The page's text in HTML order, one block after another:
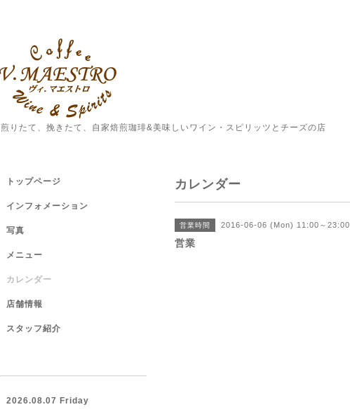
煎りたて、挽きたて、自家焙煎珈琲&美味しいワイン・スピリッツとチーズの店
カレンダー
営業時間 2016-06-06 (Mon) 11:00～23:00
営業
トップページ
インフォメーション
写真
メニュー
カレンダー
店舗情報
スタッフ紹介
2026.08.07 Friday